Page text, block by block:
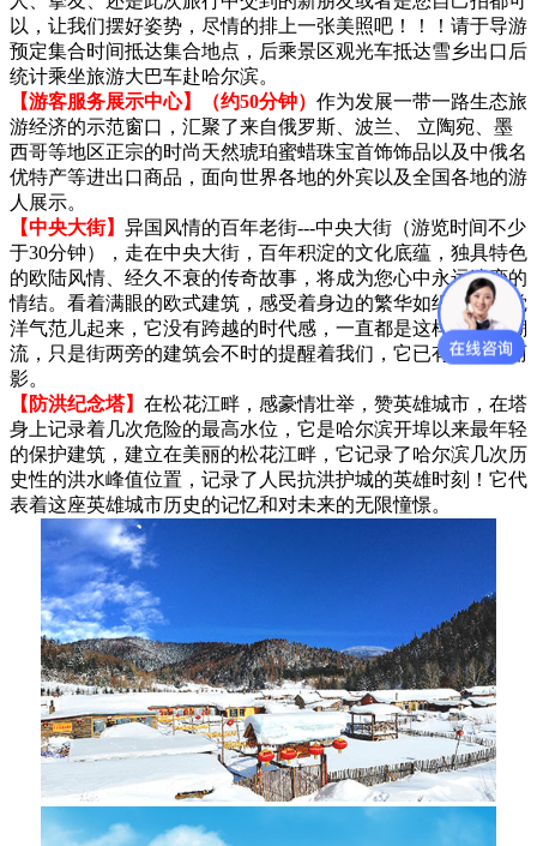
以，让我们摆好姿势，尽情的排上一张美照吧！！！请于导游
预定集合时间抵达集合地点，后乘景区观光车抵达雪乡出口后
统计乘坐旅游大巴车赴哈尔滨。
【游客服务展示中心】（约50分钟） 作为发展一带一路生态旅
游经济的示范窗口，汇聚了来自俄罗斯、波兰、 立陶宛、墨
西哥等地区正宗的时尚天然琥珀蜜蜡珠宝首饰饰品以及中俄名
优特产等进出口商品，面向世界各地的外宾以及全国各地的游
人展示。
【中央大街】 异国风情的百年老街---中央大街（游览时间不少
于30分钟），走在中央大街，百年积淀的文化底蕴，独具特色
的欧陆风情、经久不衰的传奇故事，将成为您心中永远迷恋的
情结。看着满眼的欧式建筑，感受着身边的繁华如织瞬间感觉
洋气范儿起来，它没有跨越的时代感，一直都是这样的摩登潮
流，只是街两旁的建筑会不时的提醒着我们，它已有百年的丽
影。
【防洪纪念塔】 在松花江畔，感豪情壮举，赞英雄城市，在塔
身上记录着几次危险的最高水位，它是哈尔滨开埠以来最年轻
的保护建筑，建立在美丽的松花江畔，它记录了哈尔滨几次历
史性的洪水峰值位置，记录了人民抗洪护城的英雄时刻！它代
表着这座英雄城市历史的记忆和对未来的无限憧憬。